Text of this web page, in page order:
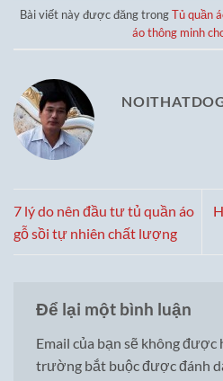
Bài viết này được đăng trongTủ quần
áo thông minh
7 lý do nên đầu tư tủ quần áo
gỗ sồi tự nhiên chất lượng
Để lại một bình luận
Email của bạn sẽ không được
trường bắt buộc được đánh